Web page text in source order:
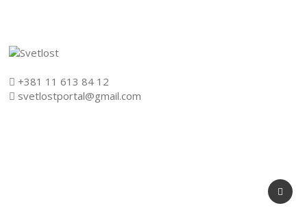
+381 11 613 84 12
svetlostportal@gmail.com